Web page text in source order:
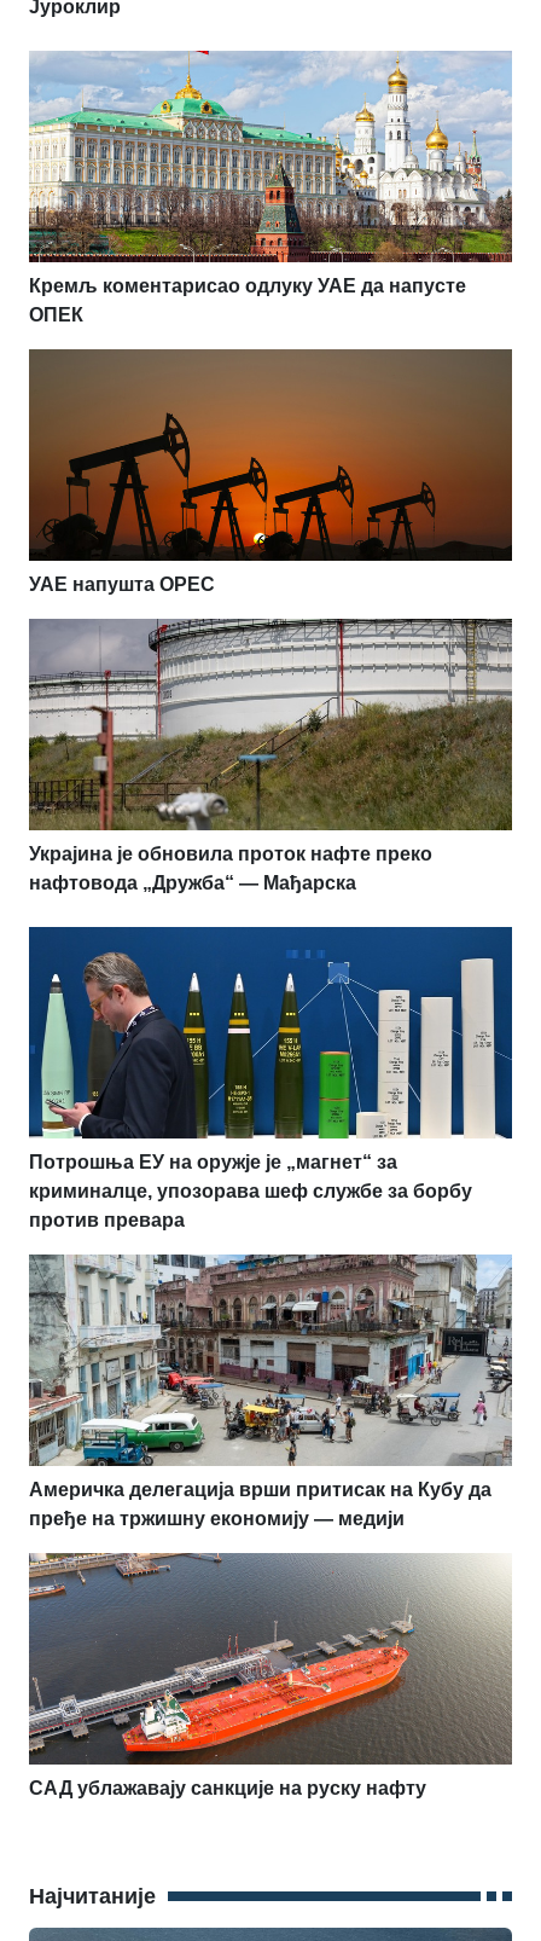
Јуроклир
Кремљ коментарисао одлуку УАЕ да напусте
ОПЕК
УАЕ напушта OPEC
Украјина је обновила проток нафте преко
нафтовода „Дружба“ — Мађарска
Потрошња ЕУ на оружје је „магнет“ за
криминалце, упозорава шеф службе за борбу
против превара
Америчка делегација врши притисак на Кубу да
пређе на тржишну економију — медији
САД ублажавају санкције на руску нафту
Најчитаније